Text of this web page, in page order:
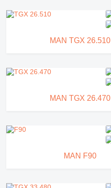
MAN TGX 26.510
MAN TGX 26.470
MAN F90